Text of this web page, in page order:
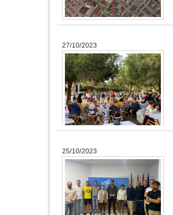
27/10/2023
25/10/2023